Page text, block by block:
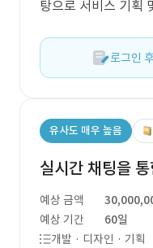
탕으로 서비스 기획
로그인
유사도 매우 높음
실시간 채팅을
예상 금액
예상 기간
60일
개발 · 디자인 · 기획